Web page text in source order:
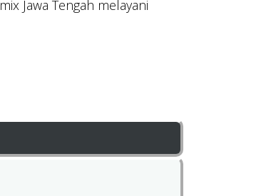
Jawa Tengah melayani